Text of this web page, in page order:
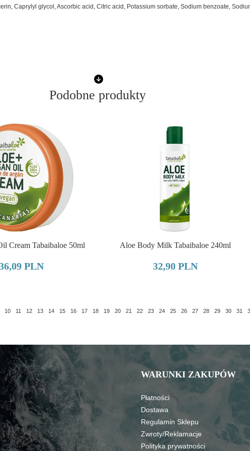
Caprylyl glycol, Ascorbic acid, Citric acid, Potassium sorbate, Sodium benzoate,
Podobne produkty
Cream Tabaibaloe 50ml
PLN
Aloe Body Milk Tabaibaloe 240ml
32,90 PLN
10 11 12 13 14 15 16 17 18 19 20 21 22 23 24 25 26 27 28 29 30 31
WARUNKI ZAKUPÓW
Płatności
Dostawa
Regulamin Sklepu
Zwroty/Reklamacje
Polityka prywatności